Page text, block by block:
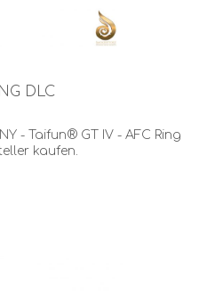
DLC
- Taifun® GT IV - AFC Ring
kaufen.